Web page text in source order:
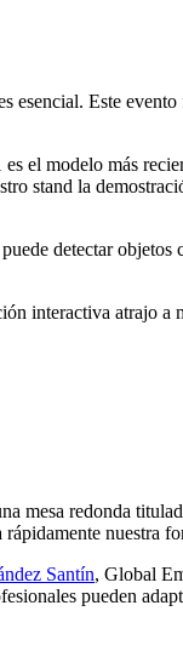
Este
el modelo más
stand la
puede detectar objetos
interactiva atrajo a
mesa redonda
nuestra
Santín, Global
pueden